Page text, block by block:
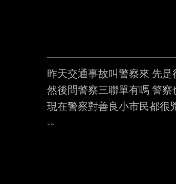
昨天交通事故叫警察來 先
然後問警察三聯單有嗎 警
現在警察對善良小市民都很